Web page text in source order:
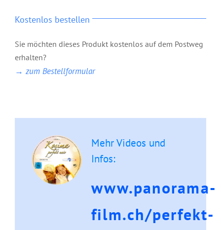
Kostenlos bestellen
Sie möchten dieses Produkt kostenlos auf dem Postweg
erhalten?
→ zum Bestellformular
Mehr Videos und
Infos:
www.panorama-
film.ch/perfekt-